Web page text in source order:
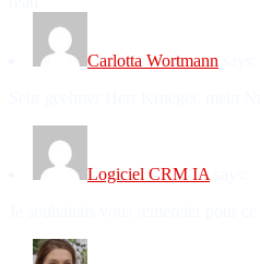
Carlotta Wortmann
Logiciel CRM IA